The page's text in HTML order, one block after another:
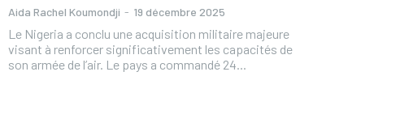
Aida Rachel Koumondji - 19 décembre 2025
Le Nigeria a conclu une acquisition militaire majeure
visant à renforcer significativement les capacités de
son armée de l’air. Le pays a commandé 24...